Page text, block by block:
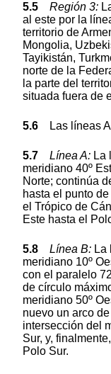
5.5 Región 3:
al este por la
territorio de
Mongolia,
Tayikistán,
norte de la
la parte del
situada fuera de
5.6 Las líneas
5.7 Línea A: La
meridiano 40º
Norte; continúa
hasta el punto
el Trópico de
Este hasta el
5.8 Línea B: La
meridiano 10º
con el paralelo
de círculo
meridiano 50º
nuevo un arco
intersección del
Sur, y,
Polo Sur.